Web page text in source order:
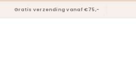
Gratis verzending vanaf €75,-